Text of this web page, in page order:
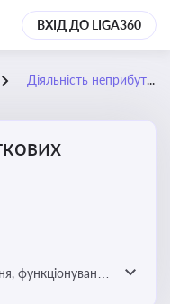
ВХІД ДО LIGA360
Діяльність неприбуткових організацій